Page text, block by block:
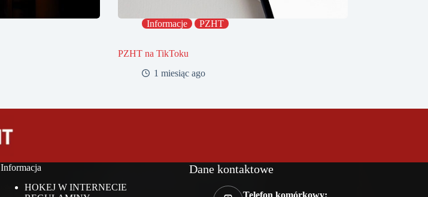
Informacje PZHT
PZHT na TikToku
1 miesiąc ago
Informacja
HOKEJ W INTERNECIE
Dane kontaktowe